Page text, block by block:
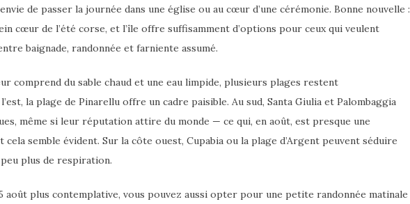
de passer la journée dans une église ou au cœur d’une cérémonie. Bonne nouvelle :
cœur de l’été corse, et l’île offre suffisamment d’options pour ceux qui veulent
baignade, randonnée et farniente assumé.
comprend du sable chaud et une eau limpide, plusieurs plages restent
la plage de Pinarellu offre un cadre paisible. Au sud, Santa Giulia et Palombaggia
même si leur réputation attire du monde — ce qui, en août, est presque une
semble évident. Sur la côte ouest, Cupabia ou la plage d’Argent peuvent séduire
plus de respiration.
août plus contemplative, vous pouvez aussi opter pour une petite randonnée matinale